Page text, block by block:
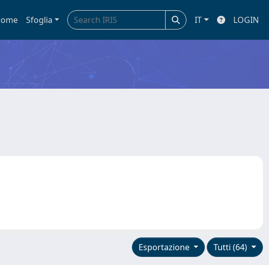
Sfoglia IT LOGIN
Tutti (64)
Esportazione